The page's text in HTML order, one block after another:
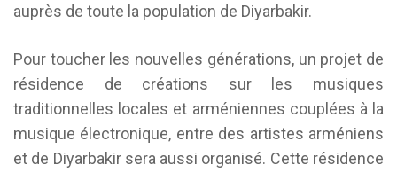
auprès de toute la population de Diyarbakir.
Pour toucher les nouvelles générations, un projet de
résidence de créations sur les musiques
traditionnelles locales et arméniennes couplées à la
musique électronique, entre des artistes arméniens
et de Diyarbakir sera aussi organisé. Cette résidence